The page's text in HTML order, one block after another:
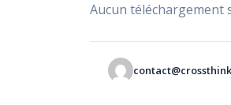
Aucun téléchargement